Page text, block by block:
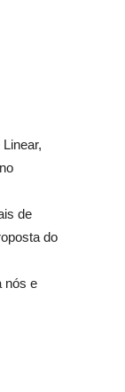
de
do
nós e